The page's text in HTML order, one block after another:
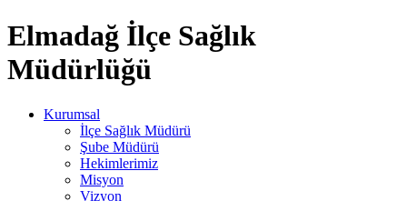
Elmadağ İlçe Sağlık
Müdürlüğü
Kurumsal
İlçe Sağlık Müdürü
Şube Müdürü
Hekimlerimiz
Misyon
Vizyon